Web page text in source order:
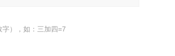
），如：三加四=7